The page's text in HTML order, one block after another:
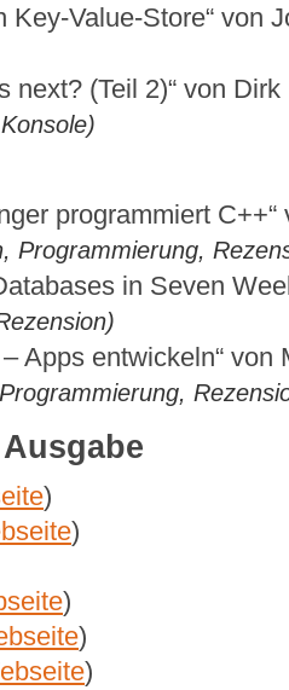
Key-Value-Store“ von
next? (Teil 2)“ von
programmiert
Programmierung,
in Seven
Apps entwickeln“ von
)
)
)
)
)